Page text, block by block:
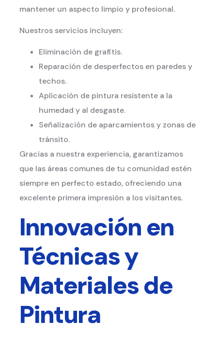
mantener un aspecto limpio y profesional.
Nuestros servicios incluyen:
Eliminación de grafitis.
Reparación de desperfectos en paredes y
techos.
Aplicación de pintura resistente a la
humedad y al desgaste.
Señalización de aparcamientos y zonas de
tránsito.
Gracias a nuestra experiencia, garantizamos
que las áreas comunes de tu comunidad estén
siempre en perfecto estado, ofreciendo una
excelente primera impresión a los visitantes.
Innovación en
Técnicas y
Materiales de
Pintura